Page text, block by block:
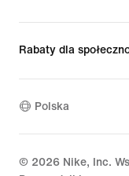
Rabaty dla
Polska
© 2026 Nike, Inc.